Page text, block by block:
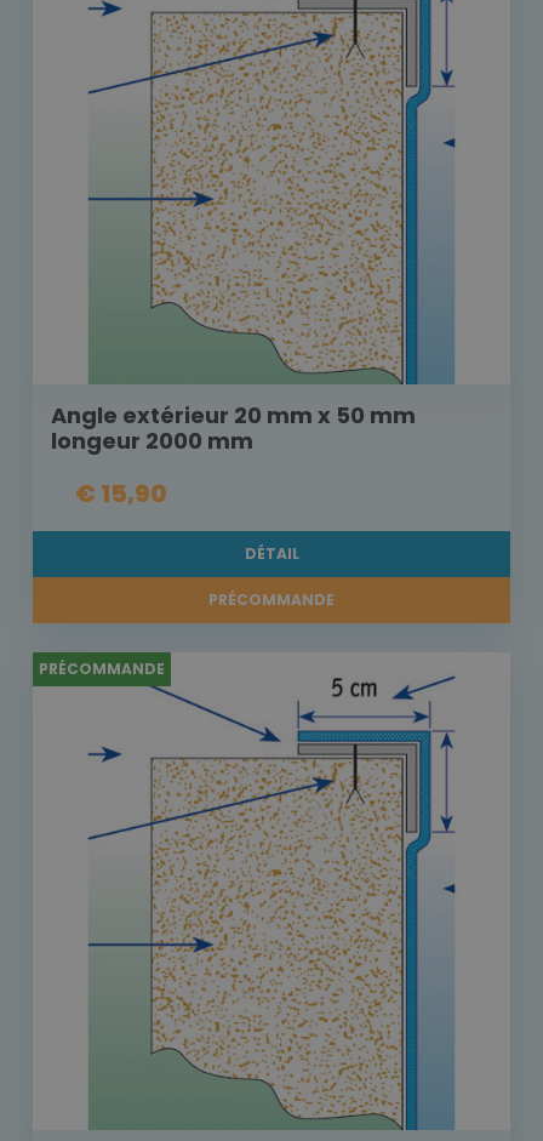
Angle extérieur 20 mm x 50 mm
longeur 2000 mm
€ 15,90
DÉTAIL
PRÉCOMMANDE
PRÉCOMMANDE